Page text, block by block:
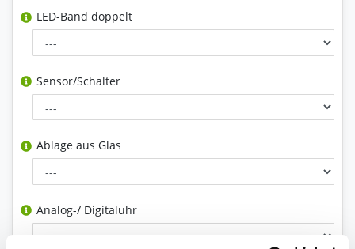
LED-Band doppelt
Sensor/Schalter
Ablage aus Glas
Analog-/ Digitaluhr